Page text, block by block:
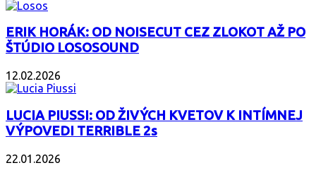
ERIK HORÁK: OD NOISECUT CEZ ZLOKOT AŽ PO
ŠTÚDIO LOSOSOUND
12.02.2026
LUCIA PIUSSI: OD ŽIVÝCH KVETOV K INTÍMNEJ
VÝPOVEDI TERRIBLE 2s
22.01.2026